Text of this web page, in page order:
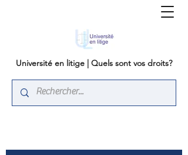
Université en litige | Quels sont vos droits?